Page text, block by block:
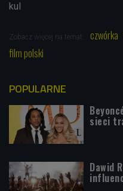
kul
Zobacz więcej na temat: czwórka
film polski
POPULARNE
sieci
Dawid